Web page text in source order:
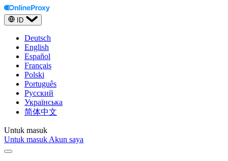
ID
Deutsch
English
Español
Français
Polski
Português
Русский
Українська
简体中文
Untuk masuk
Untuk masuk Akun saya